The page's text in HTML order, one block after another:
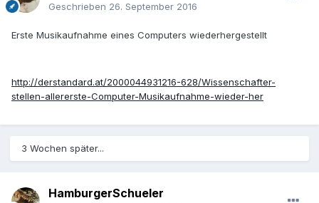
Geschrieben 26. September 2016
Erste Musikaufnahme eines Computers wiederhergestellt
http://derstandard.at/2000044931216-628/Wissenschafter-
stellen-allererste-Computer-Musikaufnahme-wieder-her
3 Wochen später...
HamburgerSchueler